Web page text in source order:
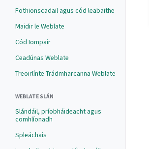
Fothionscadail agus cód leabaithe
Maidir le Weblate
Cód Iompair
Ceadúnas Weblate
Treoirlínte Trádmharcanna Weblate
WEBLATE SLÁN
Slándáil, príobháideacht agus
comhlíonadh
Spleáchais